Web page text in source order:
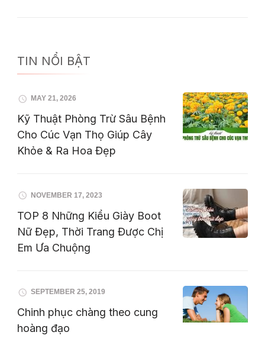
TIN NỔI BẬT
MAY 21, 2026
Kỹ Thuật Phòng Trừ Sâu Bệnh
Cho Cúc Vạn Thọ Giúp Cây
Khỏe & Ra Hoa Đẹp
NOVEMBER 17, 2023
TOP 8 Những Kiểu Giày Boot
Nữ Đẹp, Thời Trang Được Chị
Em Ưa Chuộng
SEPTEMBER 25, 2019
Chinh phục chàng theo cung
hoàng đạo